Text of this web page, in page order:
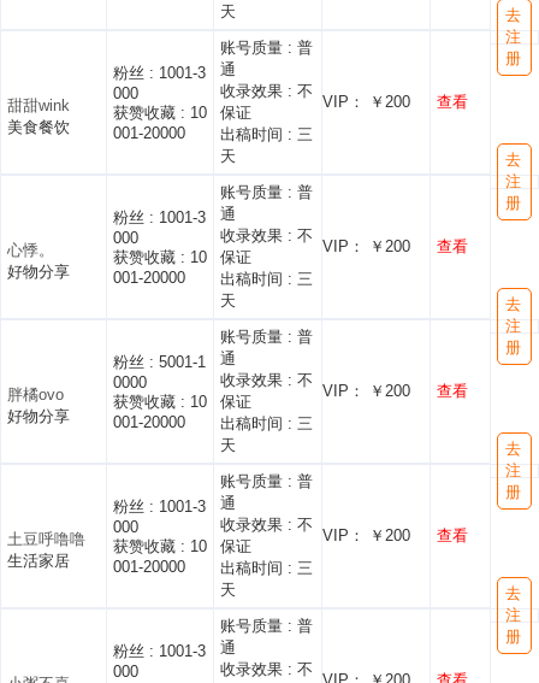
天
甜甜wink
美食餐饮
粉丝 : 1001-3
000
获赞收藏 : 10
001-20000
账号质量 : 普
通
收录效果 : 不
保证
出稿时间 : 三
天
VIP： ￥200 查看
去
注
册
心悸。
好物分享
粉丝 : 1001-3
000
获赞收藏 : 10
001-20000
账号质量 : 普
通
收录效果 : 不
保证
出稿时间 : 三
天
VIP： ￥200 查看
去
注
册
胖橘ovo
好物分享
粉丝 : 5001-1
0000
获赞收藏 : 10
001-20000
账号质量 : 普
通
收录效果 : 不
保证
出稿时间 : 三
天
VIP： ￥200 查看
去
注
册
土豆呼噜噜
生活家居
粉丝 : 1001-3
000
获赞收藏 : 10
001-20000
账号质量 : 普
通
收录效果 : 不
保证
出稿时间 : 三
天
VIP： ￥200 查看
去
注
册
粉丝 : 1001-3
000
账号质量 : 普
通
收录效果 : 不
去
注
册